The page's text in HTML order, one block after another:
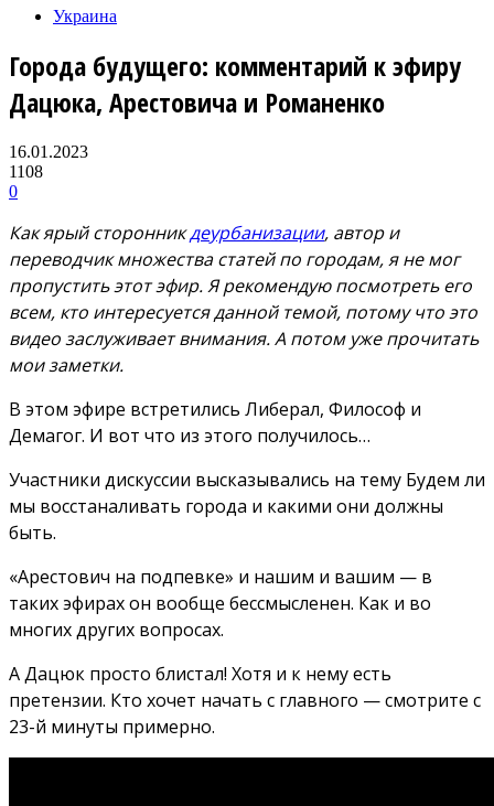
Украина
Города будущего: комментарий к эфиру
Дацюка, Арестовича и Романенко
16.01.2023
1108
0
Как ярый сторонникдеурбанизации, автор и
переводчик множества статей по городам, я не мог
пропустить этот эфир. Я рекомендую посмотреть его
всем, кто интересуется данной темой, потому что это
видео заслуживает внимания. А потом уже прочитать
мои заметки.
В этом эфире встретились Либерал, Философ и
Демагог. И вот что из этого получилось…
Участники дискуссии высказывались на тему Будем ли
мы восстаналивать города и какими они должны
быть.
«Арестович на подпевке» и нашим и вашим — в
таких эфирах он вообще бессмысленен. Как и во
многих других вопросах.
А Дацюк просто блистал! Хотя и к нему есть
претензии. Кто хочет начать с главного — смотрите с
23-й минуты примерно.